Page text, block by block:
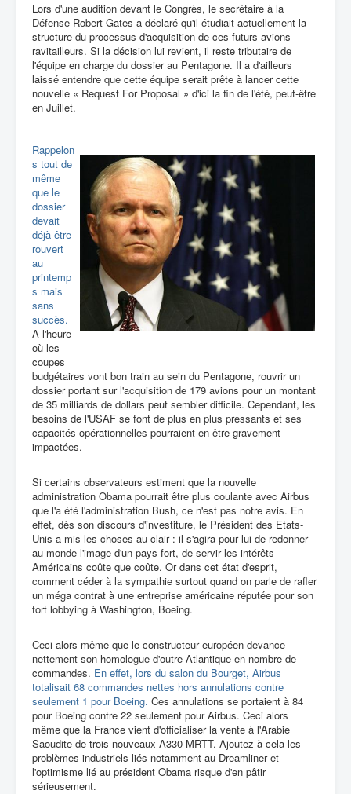
Lors d'une audition devant le Congrès, le secrétaire à la
Défense Robert Gates a déclaré qu'il étudiait actuellement la
structure du processus d'acquisition de ces futurs avions
ravitailleurs. Si la décision lui revient, il reste tributaire de
l'équipe en charge du dossier au Pentagone. Il a d'ailleurs
laissé entendre que cette équipe serait prête à lancer cette
nouvelle « Request For Proposal » d'ici la fin de l'été, peut-être
en Juillet.
Rappelon
s tout de
même
que le
dossier
devait
déjà être
rouvert
au
printemp
s mais
sans
succès.
A l'heure
où les
coupes
budgétaires vont bon train au sein du Pentagone, rouvrir un
dossier portant sur l'acquisition de 179 avions pour un montant
de 35 milliards de dollars peut sembler difficile. Cependant, les
besoins de l'USAF se font de plus en plus pressants et ses
capacités opérationnelles pourraient en être gravement
impactées.
Si certains observateurs estiment que la nouvelle
administration Obama pourrait être plus coulante avec Airbus
que l'a été l'administration Bush, ce n'est pas notre avis. En
effet, dès son discours d'investiture, le Président des Etats-
Unis a mis les choses au clair : il s'agira pour lui de redonner
au monde l'image d'un pays fort, de servir les intérêts
Américains coûte que coûte. Or dans cet état d'esprit,
comment céder à la sympathie surtout quand on parle de rafler
un méga contrat à une entreprise américaine réputée pour son
fort lobbying à Washington, Boeing.
Ceci alors même que le constructeur européen devance
nettement son homologue d'outre Atlantique en nombre de
commandes. En effet, lors du salon du Bourget, Airbus
totalisait 68 commandes nettes hors annulations contre
seulement 1 pour Boeing. Ces annulations se portaient à 84
pour Boeing contre 22 seulement pour Airbus. Ceci alors
même que la France vient d'officialiser la vente à l'Arabie
Saoudite de trois nouveaux A330 MRTT. Ajoutez à cela les
problèmes industriels liés notamment au Dreamliner et
l'optimisme lié au président Obama risque d'en pâtir
sérieusement.